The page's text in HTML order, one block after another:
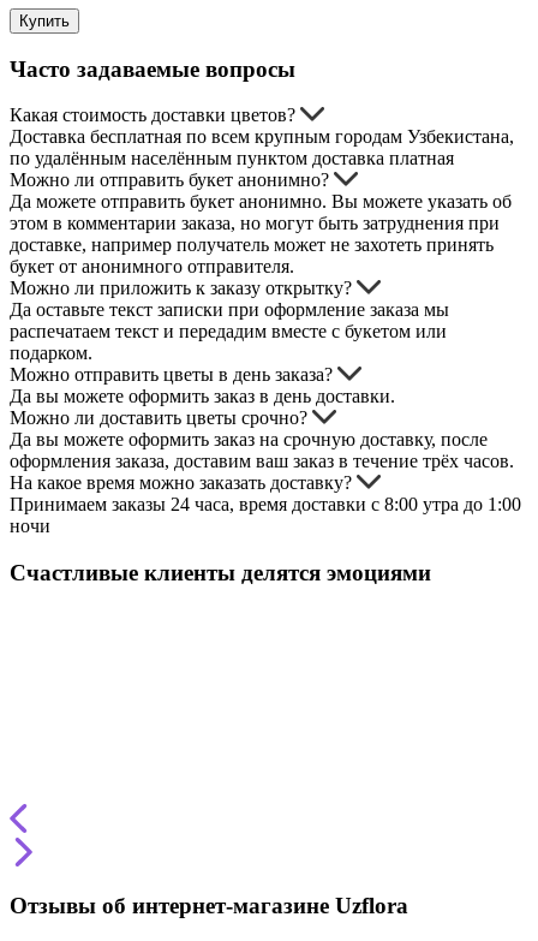
Купить
Часто задаваемые вопросы
Какая стоимость доставки цветов?
Доставка бесплатная по всем крупным городам Узбекистана,
по удалённым населённым пунктом доставка платная
Можно ли отправить букет анонимно?
Да можете отправить букет анонимно. Вы можете указать об
этом в комментарии заказа, но могут быть затруднения при
доставке, например получатель может не захотеть принять
букет от анонимного отправителя.
Можно ли приложить к заказу открытку?
Да оставьте текст записки при оформление заказа мы
распечатаем текст и передадим вместе с букетом или
подарком.
Можно отправить цветы в день заказа?
Да вы можете оформить заказ в день доставки.
Можно ли доставить цветы срочно?
Да вы можете оформить заказ на срочную доставку, после
оформления заказа, доставим ваш заказ в течение трёх часов.
На какое время можно заказать доставку?
Принимаем заказы 24 часа, время доставки с 8:00 утра до 1:00
ночи
Счастливые клиенты делятся эмоциями
Отзывы об интернет-магазине Uzflora